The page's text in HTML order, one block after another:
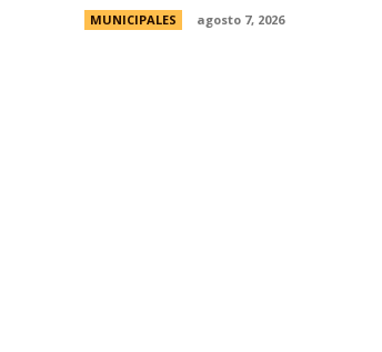
MUNICIPALES agosto 7, 2026